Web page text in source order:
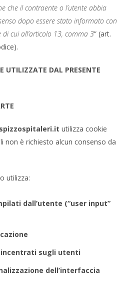
che il contraente o l’utente abbia
dopo essere stato informato con
cui all’articolo 13, comma 3” (art.
UTILIZZATE DAL PRESENTE
utilizza cookie
non è richiesto alcun consenso da
utilizza:
dall’utente (“user input”
incentrati sugli utenti
dell’interfaccia